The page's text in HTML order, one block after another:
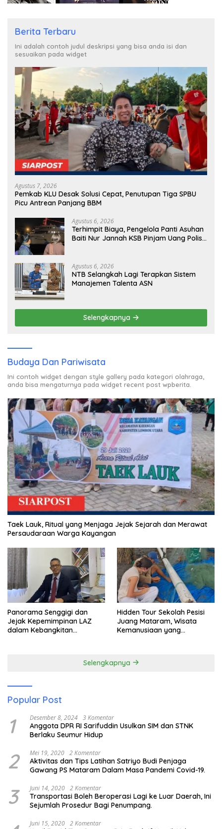
Berita Terbaru
Ini adalah contoh judul deskripsi yang bisa anda isi dan
sesuaikan pada widget
Agustus 7, 2026
Pemkab KLU Desak Solusi Cepat, Penutupan Tiga SPBU
Picu Antrean Panjang BBM
Agustus 6, 2026
Terhimpit Biaya, Pengelola Panti Asuhan
Baiti Nur Jannah KSB Pinjam Uang Polisi
Agustus 6, 2026
NTB Selangkah Lagi Terapkan Sistem
Manajemen Talenta ASN
Selengkapnya
Budaya Dan Pariwisata
Ini contoh widget dengan style gallery pada kategori olahraga,
anda bisa mengaturnya pada widget recent post wpberita.
Taek Lauk, Ritual yang Menjaga Jejak Sejarah dan Merawat
Persaudaraan Warga Kayangan
Panorama Senggigi dan
Jejak Kepemimpinan LAZ
dalam Kebangkitan
Hidden Tour Sekolah Pesisi
Juang Mataram, Wisata
Kemanusiaan yang
Selengkapnya
Popular Post
1 Desember 8, 2024 3 Komentar
Anggota DPR RI Sarifuddin Usulkan SIM dan STNK
Berlaku Seumur Hidup
2 Mei 19, 2020 2 Komentar
Aktivitas dan Tips Latihan Satriyo Budi Penjaga
Gawang PS Mataram Dalam Masa Pandemi Covid-19.
3 Juni 14, 2020 2 Komentar
Transportasi Boleh Beroperasi Lagi ke Luar Daerah, Ini
Sejumlah Prosedur Bagi Penumpang.
Juni 15, 2020 2 Komentar